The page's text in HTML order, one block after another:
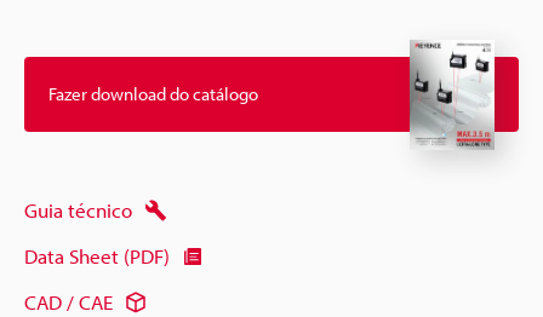
Fazer download do catálogo
Guia técnico
Data Sheet (PDF)
CAD / CAE